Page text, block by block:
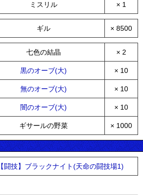
ミスリル × 1
ギル × 8500
七色の結晶 × 2
黒のオーブ(大) × 10
無のオーブ(大) × 10
闇のオーブ(大) × 10
ギサールの野菜 × 1000
【闘技】ブラックナイト(天命の闘技場1)